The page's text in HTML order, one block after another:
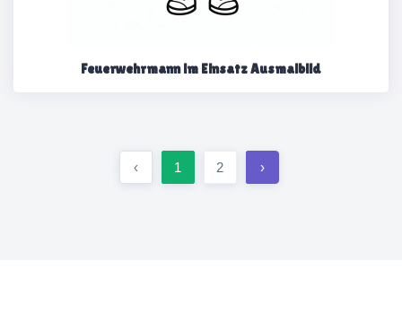
Feuerwehrmann im Einsatz Ausmalbild
‹ 1 2 ›